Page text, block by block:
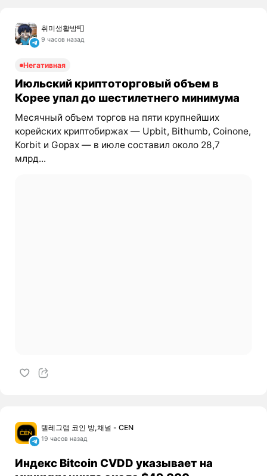
취미생활방📮
9 часов назад
Негативная
Июльский криптоторговый объем в
Корее упал до шестилетнего минимума
Месячный объем торгов на пяти крупнейших
корейских криптобиржах — Upbit, Bithumb, Coinone,
Korbit и Gopax — в июле составил около 28,7
млрд...
텔레그램 코인 방,채널 - CEN
19 часов назад
Индекс Bitcoin CVDD указывает на